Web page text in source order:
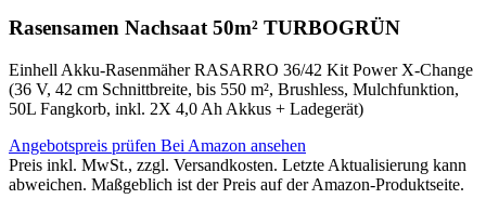
Rasensamen Nachsaat 50m² TURBOGRÜN
Einhell Akku-Rasenmäher RASARRO 36/42 Kit Power X-Change
(36 V, 42 cm Schnittbreite, bis 550 m², Brushless, Mulchfunktion,
50L Fangkorb, inkl. 2X 4,0 Ah Akkus + Ladegerät)
Angebotspreis prüfen Bei Amazon ansehen
Preis inkl. MwSt., zzgl. Versandkosten. Letzte Aktualisierung kann
abweichen. Maßgeblich ist der Preis auf der Amazon-Produktseite.